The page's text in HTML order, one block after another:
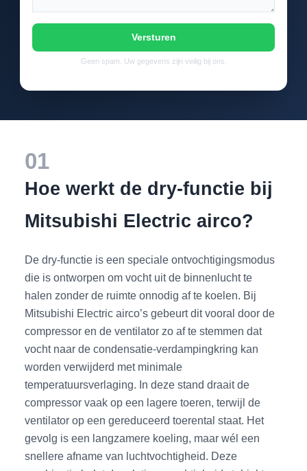
Versturen
Geen spam. Uw gegevens zijn veilig bij ons.
01
Hoe werkt de dry-functie bij
Mitsubishi Electric airco?
De dry-functie is een speciale ontvochtigingsmodus
die is ontworpen om vocht uit de binnenlucht te
halen zonder de ruimte onnodig af te koelen. Bij
Mitsubishi Electric airco’s gebeurt dit vooral door de
compressor en de ventilator zo af te stemmen dat
vocht naar de condensatie-verdampingkring kan
worden verwijderd met minimale
temperatuursverlaging. In deze stand draait de
compressor vaak op een lagere toeren, terwijl de
ventilator op een gereduceerd toerental staat. Het
gevolg is een langzamere koeling, maar wél een
snellere afname van luchtvochtigheid. Deze